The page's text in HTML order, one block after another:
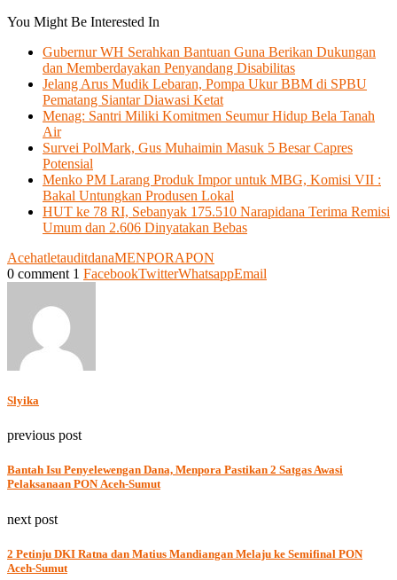
You Might Be Interested In
Gubernur WH Serahkan Bantuan Guna Berikan Dukungan
dan Memberdayakan Penyandang Disabilitas
Jelang Arus Mudik Lebaran, Pompa Ukur BBM di SPBU
Pematang Siantar Diawasi Ketat
Menag: Santri Miliki Komitmen Seumur Hidup Bela Tanah
Air
Survei PolMark, Gus Muhaimin Masuk 5 Besar Capres
Potensial
Menko PM Larang Produk Impor untuk MBG, Komisi VII :
Bakal Untungkan Produsen Lokal
HUT ke 78 RI, Sebanyak 175.510 Narapidana Terima Remisi
Umum dan 2.606 Dinyatakan Bebas
AcehatletauditdanaMENPORAPON
0 comment 1 FacebookTwitterWhatsappEmail
Slyika
previous post
Bantah Isu Penyelewengan Dana, Menpora Pastikan 2 Satgas Awasi
Pelaksanaan PON Aceh-Sumut
next post
2 Petinju DKI Ratna dan Matius Mandiangan Melaju ke Semifinal PON
Aceh-Sumut